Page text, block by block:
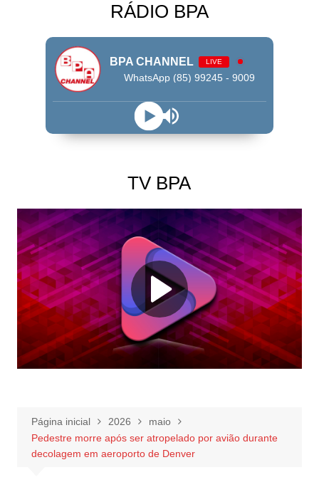
RÁDIO BPA
BPA CHANNEL LIVE
WhatsApp (85) 99245 - 9009
TV BPA
Página inicial 2026
maio
Pedestre morre após ser atropelado por avião durante
decolagem em aeroporto de Denver